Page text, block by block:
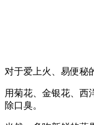
对于爱上火、易便秘
用菊花、金银花、西
除口臭。